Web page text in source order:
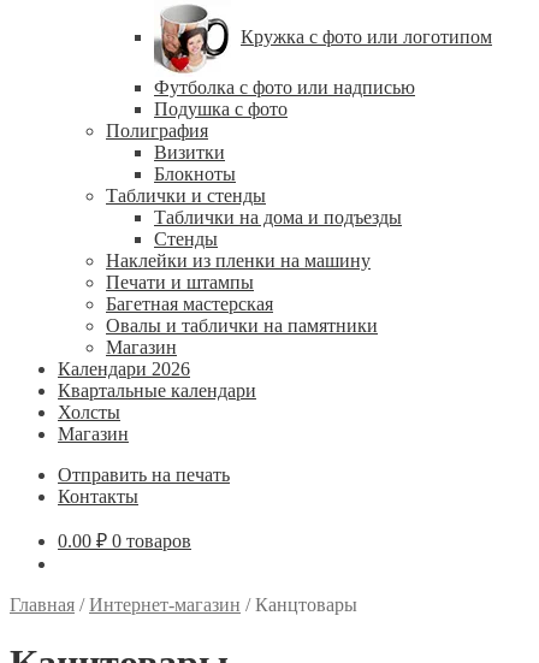
Кружка с фото или логотипом
Футболка с фото или надписью
Подушка с фото
Полиграфия
Визитки
Блокноты
Таблички и стенды
Таблички на дома и подъезды
Стенды
Наклейки из пленки на машину
Печати и штампы
Багетная мастерская
Овалы и таблички на памятники
Магазин
Календари 2026
Квартальные календари
Холсты
Магазин
Отправить на печать
Контакты
0.00 ₽ 0 товаров
Главная /Интернет-магазин /Канцтовары